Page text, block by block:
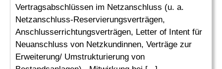
Vertragsabschlüssen im Netzanschluss (u. a.
Netzanschluss-Reservierungsverträgen,
Anschlusserrichtungsverträgen, Letter of Intent für
Neuanschluss von Netzkundinnen, Verträge zur
Erweiterung/ Umstrukturierung von